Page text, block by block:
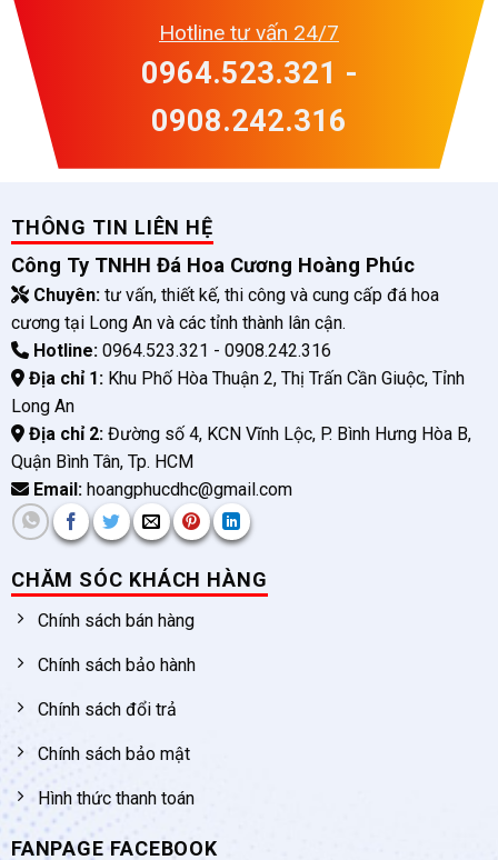
Hotline tư vấn 24/7
0964.523.321 -
0908.242.316
THÔNG TIN LIÊN HỆ
Công Ty TNHH Đá Hoa Cương Hoàng Phúc
Chuyên:tư vấn, thiết kế, thi công và cung cấp đá hoa
cương tại Long An và các tỉnh thành lân cận.
Hotline:0964.523.321 - 0908.242.316
Địa chỉ 1:Khu Phố Hòa Thuận 2, Thị Trấn Cần Giuộc, Tỉnh
Long An
Địa chỉ 2:Đường số 4, KCN Vĩnh Lộc, P. Bình Hưng Hòa B,
Quận Bình Tân, Tp. HCM
Email:hoangphucdhc@gmail.com
CHĂM SÓC KHÁCH HÀNG
Chính sách bán hàng
Chính sách bảo hành
Chính sách đổi trả
Chính sách bảo mật
Hình thức thanh toán
FANPAGE FACEBOOK